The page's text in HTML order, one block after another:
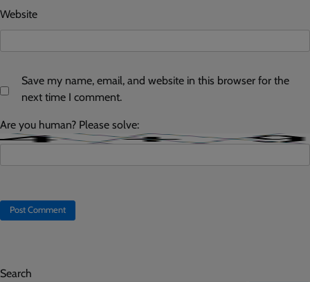
Website
Save my name, email, and website in this browser for the
next time I comment.
Are you human? Please solve:
Search